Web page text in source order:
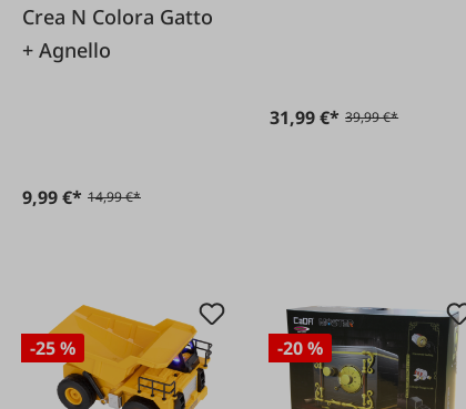
Crea N Colora Gatto
+ Agnello
9,99 €* 14,99 €*
31,99 €* 39,99 €*
-25 % -20 %